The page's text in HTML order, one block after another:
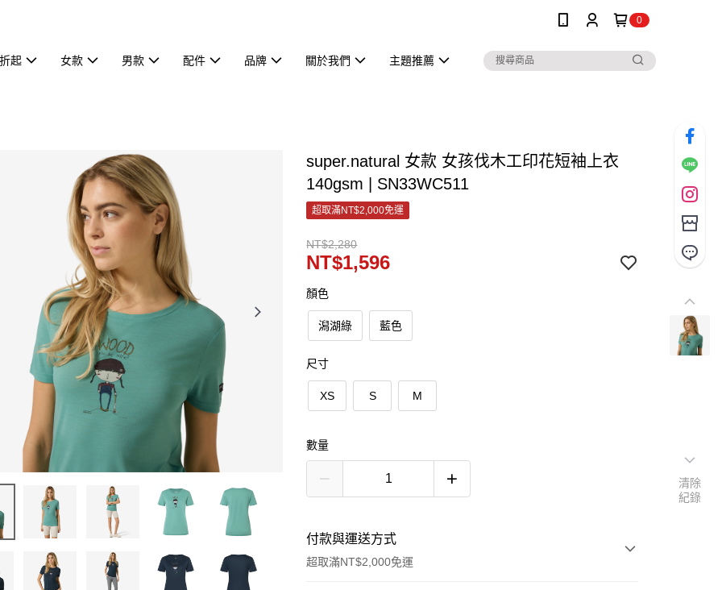
0
起 女款 男款 配件 品牌 關於我們 主題推薦
super.natural 女款 女孩伐木工印花短袖上衣
140gsm | SN33WC511
超取滿NT$2,000免運
NT$2,280
NT$1,596
顏色
潟湖綠 藍色
尺寸
XS S M
數量
付款與運送方式
超取滿NT$2,000免運
清除
紀錄